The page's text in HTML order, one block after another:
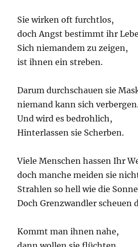
Sie wirken oft furchtlos,
doch Angst bestimmt ihr
Sich niemandem zu zeigen,
ist ihnen ein streben.
Darum durchschauen sie
niemand kann sich
Und wird es bedrohlich,
Hinterlassen sie Scherben.
Viele Menschen hassen Ihr
doch manche meiden sie
Strahlen so hell wie die
Doch Grenzwandler scheuen
Kommt man ihnen nahe,